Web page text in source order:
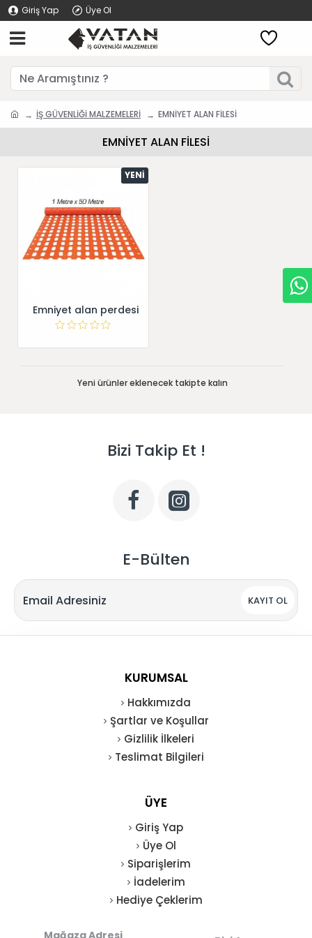
Giriş Yap Üye Ol
İŞ GÜVENLİĞİ MALZEMELERİ EMNİYET ALAN FİLESİ
EMNİYET ALAN FİLESİ
YENI
Emniyet alan perdesi
Yeni ürünler eklenecek takipte kalın
Bizi Takip Et !
E-Bülten
KAYIT OL
KURUMSAL
Hakkımızda
Şartlar ve Koşullar
Gizlilik İlkeleri
Teslimat Bilgileri
ÜYE
Giriş Yap
Üye Ol
Siparişlerim
İadelerim
Hediye Çeklerim
Mağaza Adresi